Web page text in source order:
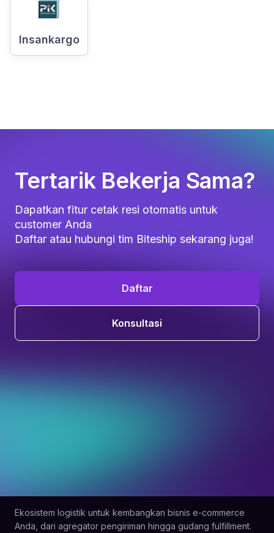
Insankargo
Tertarik Bekerja Sama?
Dapatkan fitur cetak resi otomatis untuk
customer Anda
Daftar atau hubungi tim Biteship sekarang juga!
Daftar
Konsultasi
Ekosistem logistik untuk kembangkan bisnis e-commerce
Anda, dari agregator pengiriman hingga gudang fulfillment.